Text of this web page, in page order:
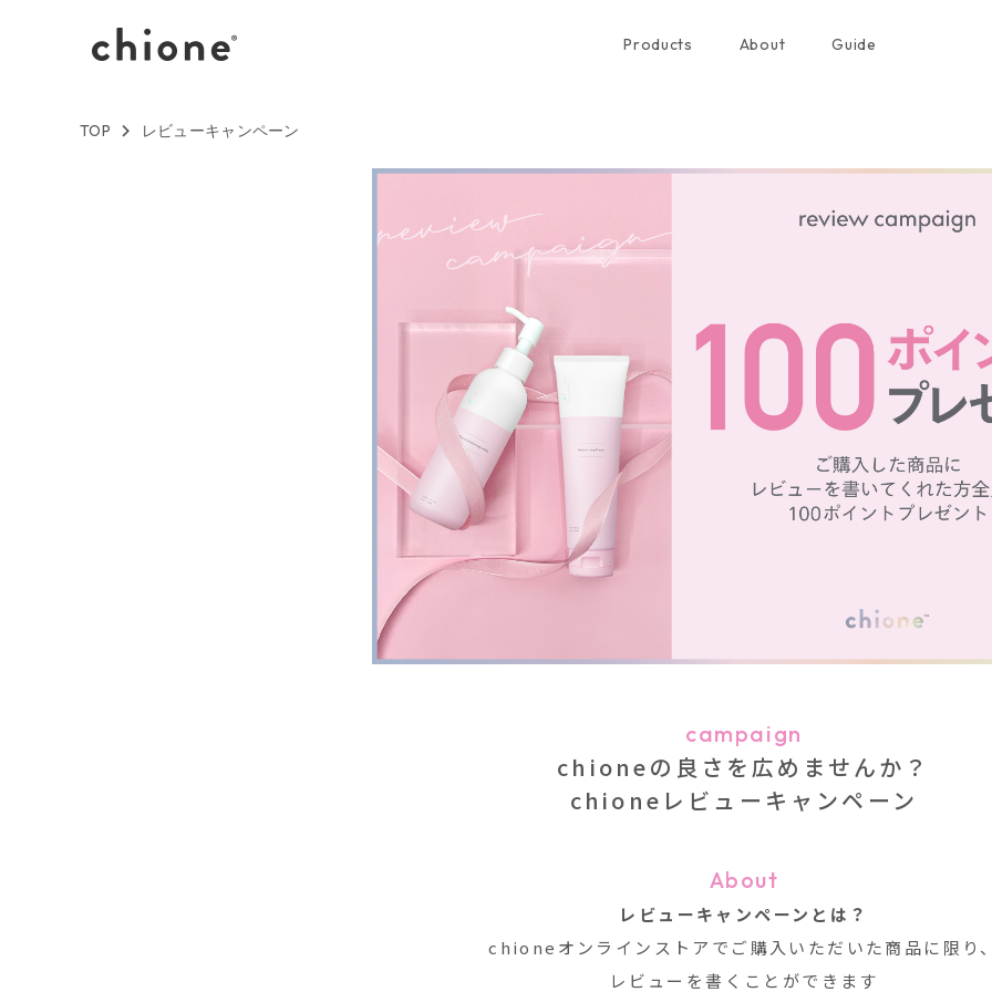
Products About Guide
TOP レビューキャンペーン
campaign
chioneの良さを広めませんか？
chioneレビューキャンペーン
About
レビューキャンペーンとは？
chioneオンラインストアでご購入いただいた商品に限り
レビューを書くことができます